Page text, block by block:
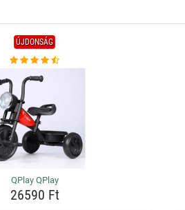
ÚJDONSÁG
QPlay QPlay
26590 Ft